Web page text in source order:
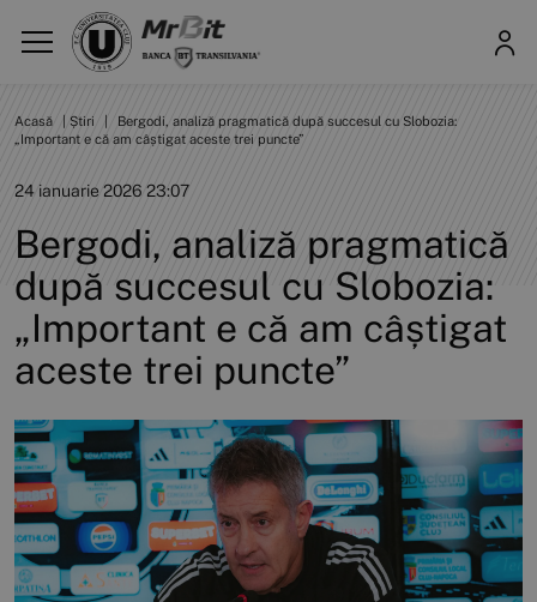
Acasă Știri
Bergodi, analiză pragmatică după succesul cu Slobozia:
„Important e că am câștigat aceste trei puncte”
24 ianuarie 2026 23:07
Bergodi, analiză pragmatică
după succesul cu Slobozia:
„Important e că am câștigat
aceste trei puncte”